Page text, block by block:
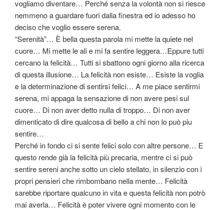
vogliamo diventare… Perché senza la volontà non si riesce
nemmeno a guardare fuori dalla finestra ed io adesso ho
deciso che voglio essere serena.
“Serenità”… È bella questa parola mi mette la quiete nel
cuore… Mi mette le ali e mi fa sentire leggera…Eppure tutti
cercano la felicità… Tutti si sbattono ogni giorno alla ricerca
di questa illusione… La felicità non esiste… Esiste la voglia
e la determinazione di sentirsi felici… A me piace sentirmi
serena, mi appaga la sensazione di non avere pesi sul
cuore… Di non aver detto nulla di troppo… Di non aver
dimenticato di dire qualcosa di bello a chi non lo può piu
sentire…
Perché in fondo ci si sente felici solo con altre persone… E
questo rende già la felicità più precaria, mentre ci si può
sentire sereni anche sotto un cielo stellato, in silenzio con i
propri pensieri che rimbombano nella mente… Felicità
sarebbe riportare qualcuno in vita e questa felicità non potrò
mai averla… Felicità è poter vivere ogni momento con le